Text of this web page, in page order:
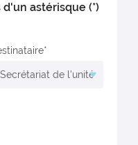
astérisque (*)